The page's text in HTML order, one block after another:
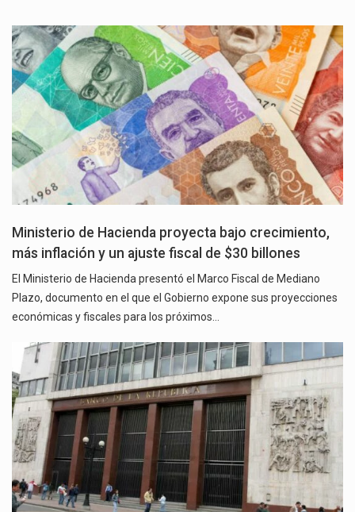
Ministerio de Hacienda proyecta bajo crecimiento,
más inflación y un ajuste fiscal de $30 billones
El Ministerio de Hacienda presentó el Marco Fiscal de Mediano
Plazo, documento en el que el Gobierno expone sus proyecciones
económicas y fiscales para los próximos…